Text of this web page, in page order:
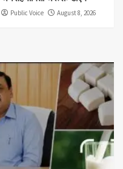
Public Voice August 8, 2026